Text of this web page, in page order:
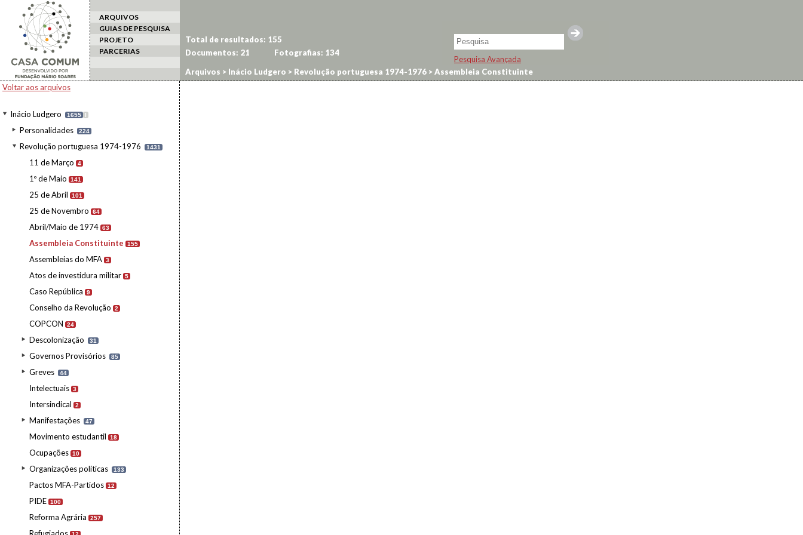
ARQUIVOS
GUIAS DE PESQUISA
PROJETO
PARCERIAS
Pesquisa Avançada
Voltar aos arquivos
Inácio Ludgero 1655 I
Personalidades 224
Revolução portuguesa 1974-1976 1431
11 de Março 4
1º de Maio 141
25 de Abril 101
25 de Novembro 64
Abril/Maio de 1974 63
Assembleia Constituinte 155
Assembleias do MFA 3
Atos de investidura militar 5
Caso República 9
Conselho da Revolução 2
COPCON 24
Descolonização 31
Governos Provisórios 85
Greves 44
Intelectuais 3
Intersindical 2
Manifestações 47
Movimento estudantil 18
Ocupações 10
Organizações políticas 133
Pactos MFA-Partidos 12
PIDE 100
Reforma Agrária 257
Total de resultados: 155
Documentos: 21 Fotografias: 134
Arquivos > Inácio Ludgero > Revolução portuguesa 1974-1976 >Assembleia Constituinte